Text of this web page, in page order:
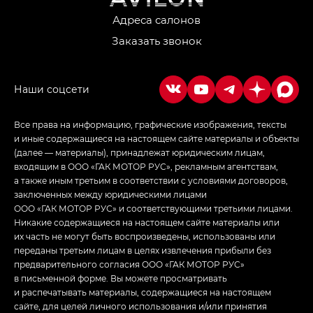
Джи Икс ПРЕМИУМ — GX PREMIUM, ЛАУНЖ —
Empow — Эмпау (Empow) в комплектации
в спортивном стиле — GL(S-Style)
Адреса салонов
Заказать звонок
Все права на информацию, графические изображения, тексты
и иные содержащиеся на настоящем сайте материалы и объекты
(далее — материалы), принадлежат юридическим лицам,
входящим в ООО «ГАК МОТОР РУС», рекламным агентствам,
а также иным третьим в соответствии с условиями договоров,
заключенных между юридическими лицами
ООО «ГАК МОТОР РУС» и соответствующими третьими лицами.
Никакие содержащиеся на настоящем сайте материалы или
их часть не могут быть воспроизведены, использованы или
переданы третьим лицам в целях извлечения прибыли без
предварительного согласия ООО «ГАК МОТОР РУС»
в письменной форме. Вы можете просматривать
и распечатывать материалы, содержащиеся на настоящем
сайте, для целей личного использования и/или принятия